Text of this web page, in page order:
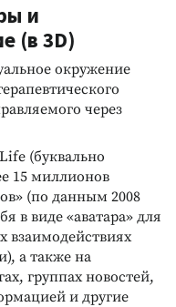
и
(в 3D)
окружение
через
(буквально
15 миллионов
(по данным 2008
в виде «аватара» для
взаимодействиях
а также на
группах новостей,
и другие